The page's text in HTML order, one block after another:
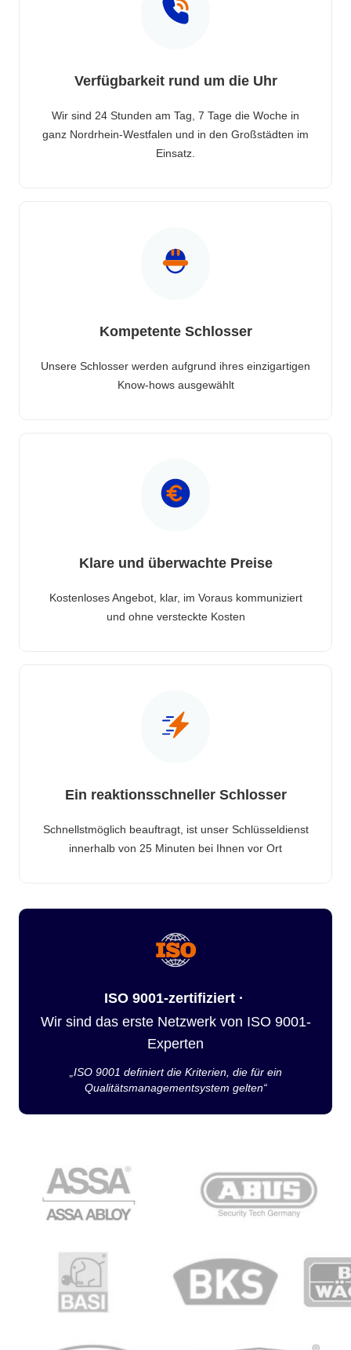
Verfügbarkeit rund um die Uhr
Wir sind 24 Stunden am Tag, 7 Tage die Woche in
ganz Nordrhein-Westfalen und in den Großstädten im
Einsatz.
Kompetente Schlosser
Unsere Schlosser werden aufgrund ihres einzigartigen
Know-hows ausgewählt
Klare und überwachte Preise
Kostenloses Angebot, klar, im Voraus kommuniziert
und ohne versteckte Kosten
Ein reaktionsschneller Schlosser
Schnellstmöglich beauftragt, ist unser Schlüsseldienst
innerhalb von 25 Minuten bei Ihnen vor Ort
ISO 9001-zertifiziert ·
Wir sind das erste Netzwerk von ISO 9001-
Experten
„ISO 9001 definiert die Kriterien, die für ein
Qualitätsmanagementsystem gelten“